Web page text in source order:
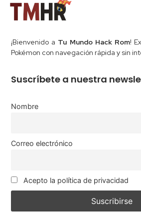
¡Bienvenido a Tu Mundo Hack Rom!
Pokémon con navegación rápida y sin
Suscríbete a nuestra
Nombre
Correo electrónico
Acepto la política de privacidad